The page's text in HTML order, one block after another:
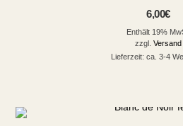
6,00€
Enthält 19%
zzgl. Versand
Lieferzeit: ca. 3-4